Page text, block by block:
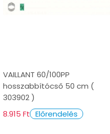
VAILLANT 60/100PP
hosszabbítócső 50 cm (
303902 )
8.915 Ft Előrendelés